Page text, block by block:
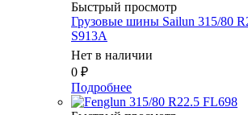
Быстрый просмотр
Грузовые шины Sailun 315/80
S913A
Нет в наличии
0 ₽
Подробнее